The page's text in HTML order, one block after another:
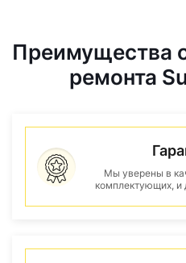
Преимущества
ремонта
Мы уверены в
комплектующих, и